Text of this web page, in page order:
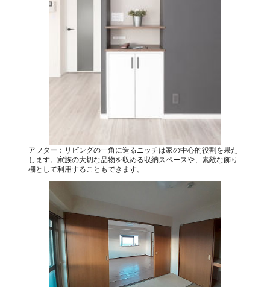
アフター：リビングの一角に造るニッチは家の中心的役割を果た
します。家族の大切な品物を収める収納スペースや、素敵な飾り
棚として利用することもできます。